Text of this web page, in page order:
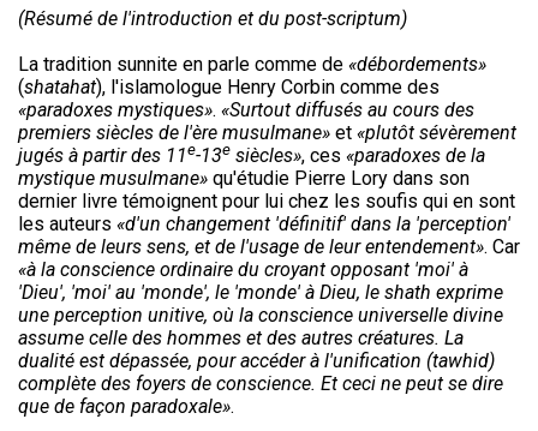
(Résumé de l'introduction et du post-scriptum)
La tradition sunnite en parle comme de «débordements»
(shatahat), l'islamologue Henry Corbin comme des
«paradoxes mystiques». «Surtout diffusés au cours des
premiers siècles de l'ère musulmane» et «plutôt sévèrement
jugés à partir des 11e-13e siècles», ces «paradoxes de la
mystique musulmane» qu'étudie Pierre Lory dans son
dernier livre témoignent pour lui chez les soufis qui en sont
les auteurs «d'un changement 'définitif' dans la 'perception'
même de leurs sens, et de l'usage de leur entendement». Car
«à la conscience ordinaire du croyant opposant 'moi' à
'Dieu', 'moi' au 'monde', le 'monde' à Dieu, le shath exprime
une perception unitive, où la conscience universelle divine
assume celle des hommes et des autres créatures. La
dualité est dépassée, pour accéder à l'unification (tawhid)
complète des foyers de conscience. Et ceci ne peut se dire
que de façon paradoxale».